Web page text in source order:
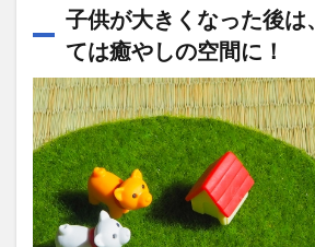
子供が大きくなった後は
ては癒やしの空間に！